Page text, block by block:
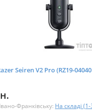
Seiren V2 Pro (RZ19-
Франківську: На складі (1-